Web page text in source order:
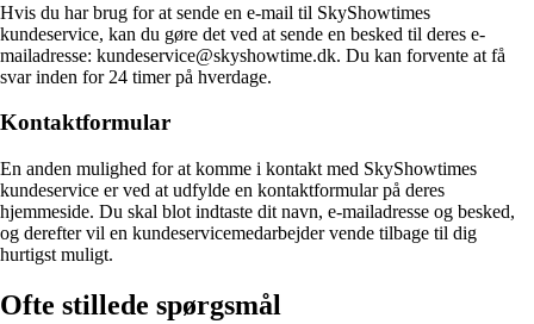
Hvis du har brug for at sende en e-mail til SkyShowtimes
kundeservice, kan du gøre det ved at sende en besked til deres e-
mailadresse: kundeservice@skyshowtime.dk. Du kan forvente at få
svar inden for 24 timer på hverdage.
Kontaktformular
En anden mulighed for at komme i kontakt med SkyShowtimes
kundeservice er ved at udfylde en kontaktformular på deres
hjemmeside. Du skal blot indtaste dit navn, e-mailadresse og besked,
og derefter vil en kundeservicemedarbejder vende tilbage til dig
hurtigst muligt.
Ofte stillede spørgsmål